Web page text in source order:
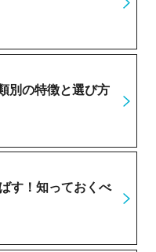
別の特徴と選び方
す！知っておくべ